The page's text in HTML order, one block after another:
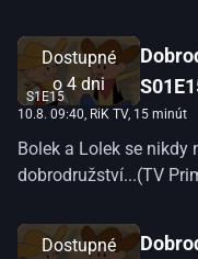
Dostupné
o 4 dni
S1E15
10.8. 09:40, RiK TV, 15 minút
Bolek a Lolek se nikdy
dobrodružství...(TV
Dostupné